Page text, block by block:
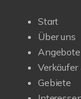
Start
Über uns
Angebote
Verkäufer
Gebiete